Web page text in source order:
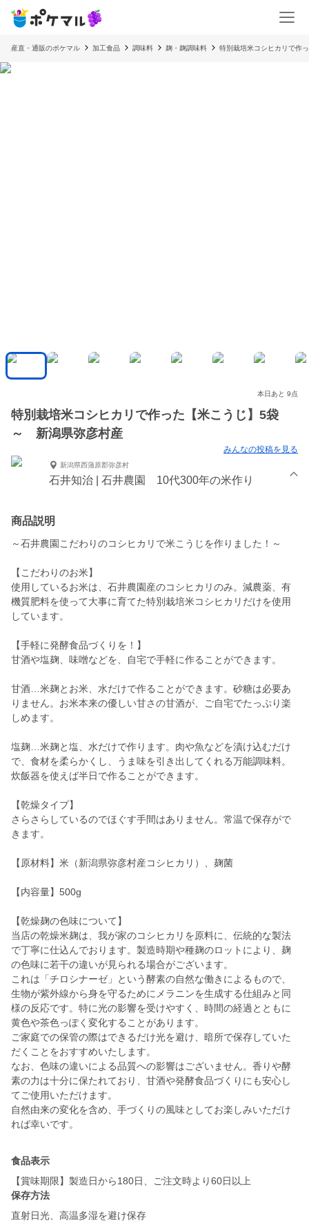
産直・通販のポケマル 加工食品 調味料 麹・麹調味料 特別栽培米コシヒカリで作
本日あと 9点
特別栽培米コシヒカリで作った【米こうじ】5袋
～ 新潟県弥彦村産
みんなの投稿を見る
新潟県西蒲原郡弥彦村
石井知治 | 石井農園 10代300年の米作り
商品説明
～石井農園こだわりのコシヒカリで米こうじを作りました！～
【こだわりのお米】
使用しているお米は、石井農園産のコシヒカリのみ。減農薬、有
機質肥料を使って大事に育てた特別栽培米コシヒカリだけを使用
しています。
【手軽に発酵食品づくりを！】
甘酒や塩麹、味噌などを、自宅で手軽に作ることができます。
甘酒…米麹とお米、水だけで作ることができます。砂糖は必要あ
りません。お米本来の優しい甘さの甘酒が、ご自宅でたっぷり楽
しめます。
塩麹…米麹と塩、水だけで作ります。肉や魚などを漬け込むだけ
で、食材を柔らかくし、うま味を引き出してくれる万能調味料。
炊飯器を使えば半日で作ることができます。
【乾燥タイプ】
さらさらしているのでほぐす手間はありません。常温で保存がで
きます。
【原材料】米（新潟県弥彦村産コシヒカリ）、麹菌
【内容量】500g
【乾燥麹の色味について】
当店の乾燥米麹は、我が家のコシヒカリを原料に、伝統的な製法
で丁寧に仕込んでおります。製造時期や種麹のロットにより、麹
の色味に若干の違いが見られる場合がございます。
これは「チロシナーゼ」という酵素の自然な働きによるもので、
生物が紫外線から身を守るためにメラニンを生成する仕組みと同
様の反応です。特に光の影響を受けやすく、時間の経過とともに
黄色や茶色っぽく変化することがあります。
ご家庭での保管の際はできるだけ光を避け、暗所で保存していた
だくことをおすすめいたします。
なお、色味の違いによる品質への影響はございません。香りや酵
素の力は十分に保たれており、甘酒や発酵食品づくりにも安心し
てご使用いただけます。
自然由来の変化を含め、手づくりの風味としてお楽しみいただけ
れば幸いです。
食品表示
【賞味期限】製造日から180日、ご注文時より60日以上
保存方法
直射日光、高温多湿を避け保存